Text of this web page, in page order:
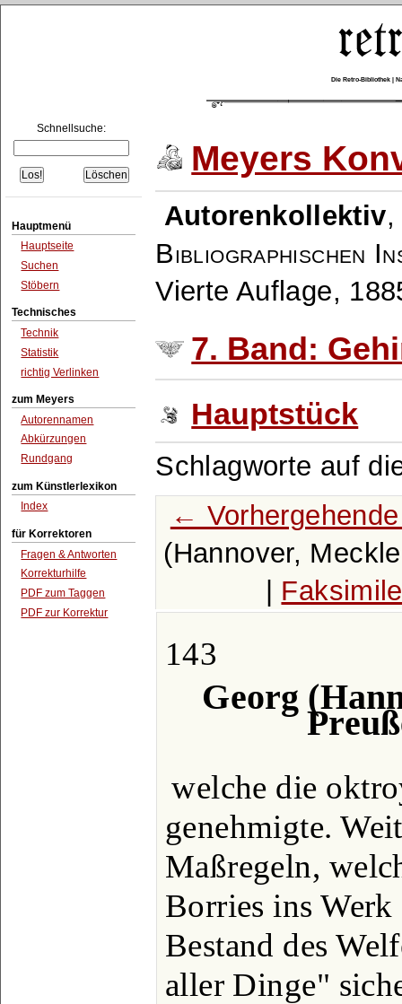
Die Retro-Bibliothek |
Schnellsuche:
Hauptmenü
Hauptseite
Suchen
Stöbern
Technisches
Technik
Statistik
richtig Verlinken
zum Meyers
Autorennamen
Abkürzungen
Rundgang
zum Künstlerlexikon
Index
für Korrektoren
Fragen & Antworten
Korrekturhilfe
PDF zum Taggen
PDF zur Korrektur
Meyers
Autorenkollektiv
Bibliographischen
Vierte Auflage,
7. Band:
Hauptstück
Schlagworte auf
←
(Hannover,
Faksimile
143
Georg
welche die
genehmigte.
Maßregeln,
Borries ins Werk
Bestand des
aller Dinge"